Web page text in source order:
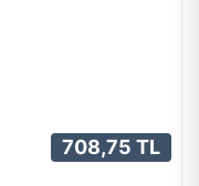
708,75 TL